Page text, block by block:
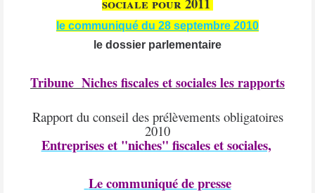
le communiqué du 28 septembre 2010
le dossier parlementaire
Tribune Niches fiscales et sociales les rapports
Rapport du conseil des prélèvements obligatoires
2010
Entreprises et "niches" fiscales et sociales,
Le communiqué de presse